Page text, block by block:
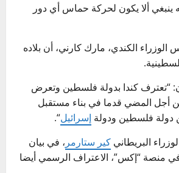
ينبغي ألا يكون لحركة حماس أي دور
الوزراء الكندي، مارك كارني، أن بلاده
“تعترف كندا بدولة فلسطين وتعرض
أجل المضي قدما في بناء مستقبل
فلسطين ودولة إسرائيل“.
البريطاني كير ستارمر ، في بيان
منصة “إكس”، الاعتراف الرسمي أيضا